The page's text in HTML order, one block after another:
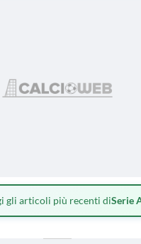
gli articoli più recenti diSerie